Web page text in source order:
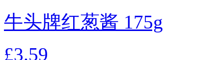
牛头牌红葱酱 175g
£3.59